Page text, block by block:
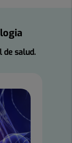
de salud.